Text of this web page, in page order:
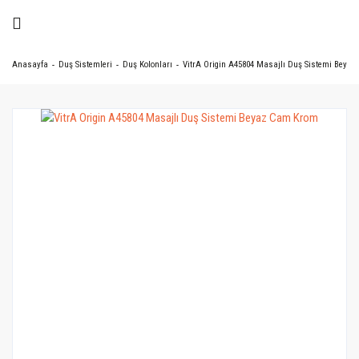
Anasayfa Duş Sistemleri Duş Kolonları VitrA Origin A45804 Masajlı Duş Sistemi Beyaz